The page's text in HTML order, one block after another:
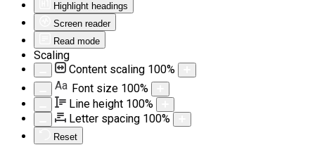
Highlight headings
Screen reader
Read mode
Scaling
Content scaling 100%
Aa Font size 100%
Line height 100%
Letter spacing 100%
Reset